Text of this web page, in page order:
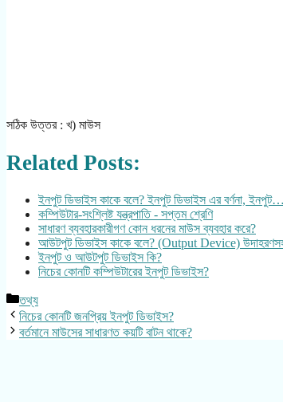
সঠিক উত্তর : খ) মাউস
Related Posts:
ইনপুট ডিভাইস কাকে বলে? ইনপুট ডিভাইস এর বর্ণনা, ইনপুট…
কম্পিউটার-সংশ্লিষ্ট যন্ত্রপাতি - সপ্তম শ্রেণি
সাধারণ ব্যবহারকারীগণ কোন ধরনের মাউস ব্যবহার করে?
আউটপুট ডিভাইস কাকে বলে? (Output Device)
ইনপুট ও আউটপুট ডিভাইস কি?
নিচের কোনটি কম্পিউটারের ইনপুট ডিভাইস?
Categories
তথ্য
নিচের কোনটি জনপ্রিয় ইনপুট ডিভাইস?
বর্তমানে মাউসের সাধারণত কয়টি বাটন থাকে?